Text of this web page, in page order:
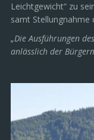
Leichtgewicht“ zu
samt Stellungnahme
„Die Ausführungen
anlässlich der